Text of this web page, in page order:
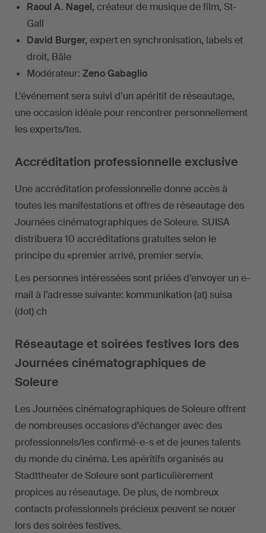
Raoul A. Nagel, créateur de musique de film, St-
Gall
David Burger, expert en synchronisation, labels et
droit, Bâle
Modérateur: Zeno Gabaglio
L’événement sera suivi d’un apéritif de réseautage,
une occasion idéale pour rencontrer personnellement
les experts/tes.
Accréditation professionnelle exclusive
Une accréditation professionnelle donne accès à
toutes les manifestations et offres de réseautage des
Journées cinématographiques de Soleure. SUISA
distribuera 10 accréditations gratuites selon le
principe du «premier arrivé, premier servi».
Les personnes intéressées sont priées d’envoyer un e-
mail à l’adresse suivante: kommunikation (at) suisa
(dot) ch
Réseautage et soirées festives lors des
Journées cinématographiques de
Soleure
Les Journées cinématographiques de Soleure offrent
de nombreuses occasions d’échanger avec des
professionnels/les confirmé-e-s et de jeunes talents
du monde du cinéma. Les apéritifs organisés au
Stadttheater de Soleure sont particulièrement
propices au réseautage. De plus, de nombreux
contacts professionnels précieux peuvent se nouer
lors des soirées festives.